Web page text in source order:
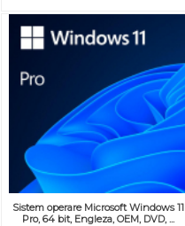
Sistem operare Microsoft Windows 11
Pro, 64 bit, Engleza, OEM, DVD, ...